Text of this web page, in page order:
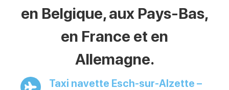
en Belgique, aux Pays-Bas,
en France et en
Allemagne.
Taxi navette Esch-sur-Alzette –